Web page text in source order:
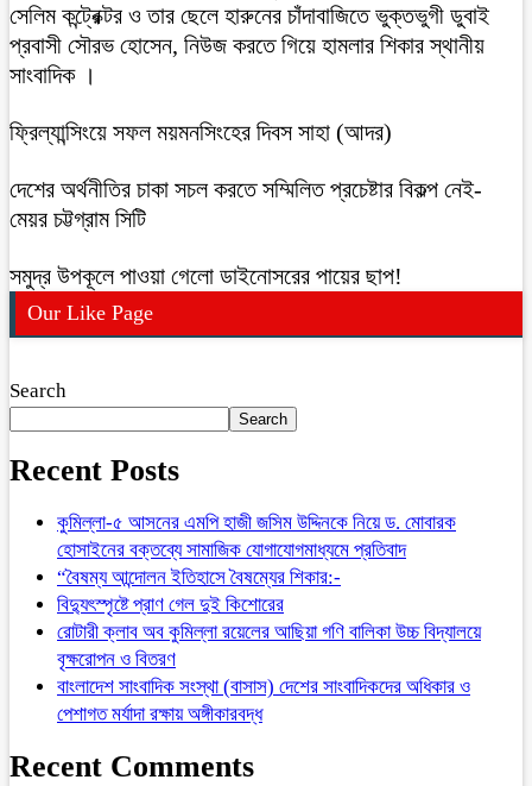
সেলিম কন্ট্রেক্টর ও তার ছেলে হারুনের চাঁদাবাজিতে ভুক্তভুগী ডুবাই
প্রবাসী সৌরভ হোসেন, নিউজ করতে গিয়ে হামলার শিকার স্থানীয়
সাংবাদিক ।
ফ্রিল্যান্সিংয়ে সফল ময়মনসিংহের দিবস সাহা (আদর)
দেশের অর্থনীতির চাকা সচল করতে সম্মিলিত প্রচেষ্টার বিকল্প নেই-
মেয়র চট্টগ্রাম সিটি
সমুদ্র উপকূলে পাওয়া গেলো ডাইনোসরের পায়ের ছাপ!
Our Like Page
Search
Search
Recent Posts
কুমিল্লা-৫ আসনের এমপি হাজী জসিম উদ্দিনকে নিয়ে ড. মোবারক
হোসাইনের বক্তব্যে সামাজিক যোগাযোগমাধ্যমে প্রতিবাদ
“বৈষম্য আন্দোলন ইতিহাসে বৈষম্যের শিকার:-
বিদ্যুৎস্পৃষ্টে প্রাণ গেল দুই কিশোরের
রোটারী ক্লাব অব কুমিল্লা রয়েলের আছিয়া গণি বালিকা উচ্চ বিদ্যালয়ে
বৃক্ষরোপন ও বিতরণ
বাংলাদেশ সাংবাদিক সংস্থা (বাসাস) দেশের সাংবাদিকদের অধিকার ও
পেশাগত মর্যাদা রক্ষায় অঙ্গীকারবদ্ধ
Recent Comments